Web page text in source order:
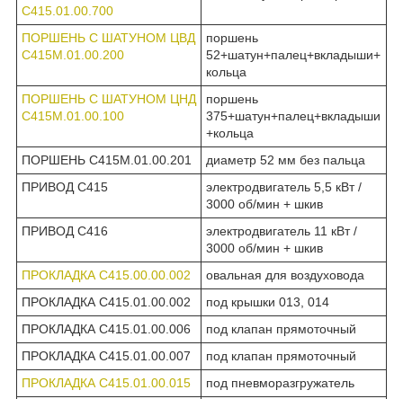
С415.01.00.700
ПОРШЕНЬ С ШАТУНОМ ЦВД
С415М.01.00.200
поршень
52+шатун+палец+вкладыши+
кольца
ПОРШЕНЬ С ШАТУНОМ ЦНД
С415М.01.00.100
поршень
375+шатун+палец+вкладыши
+кольца
ПОРШЕНЬ С415М.01.00.201
диаметр 52 мм без пальца
ПРИВОД С415
электродвигатель 5,5 кВт /
3000 об/мин + шкив
ПРИВОД С416
электродвигатель 11 кВт /
3000 об/мин + шкив
ПРОКЛАДКА С415.00.00.002
овальная для воздуховода
ПРОКЛАДКА С415.01.00.002
под крышки 013, 014
ПРОКЛАДКА С415.01.00.006
под клапан прямоточный
ПРОКЛАДКА С415.01.00.007
под клапан прямоточный
ПРОКЛАДКА С415.01.00.015
под пневморазгружатель